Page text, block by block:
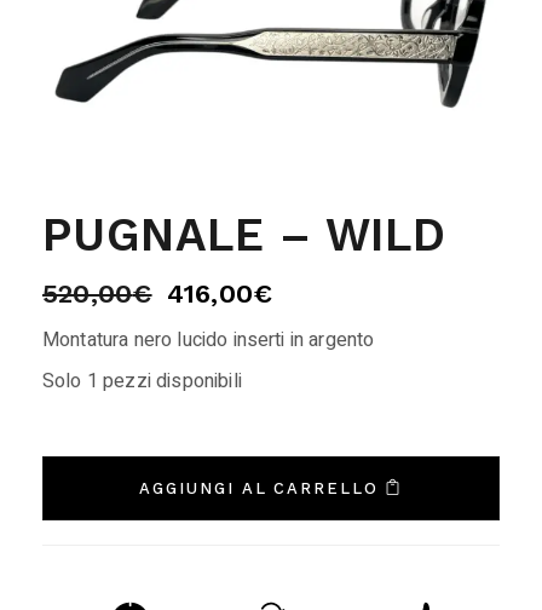
PUGNALE – WILD
520,00€ 416,00€
Montatura nero lucido inserti in argento
Solo 1 pezzi disponibili
AGGIUNGI AL CARRELLO